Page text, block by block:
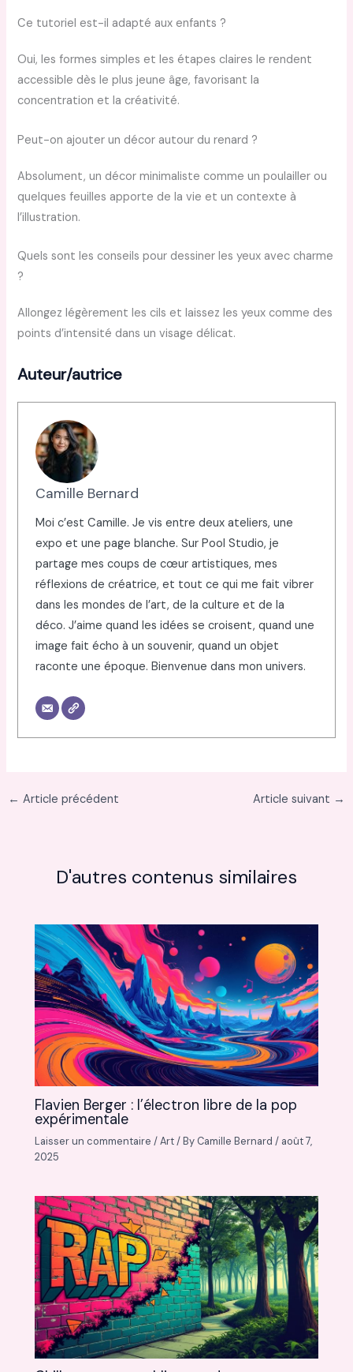
Ce tutoriel est-il adapté aux enfants ?
Oui, les formes simples et les étapes claires le rendent
accessible dès le plus jeune âge, favorisant la
concentration et la créativité.
Peut-on ajouter un décor autour du renard ?
Absolument, un décor minimaliste comme un poulailler ou
quelques feuilles apporte de la vie et un contexte à
l’illustration.
Quels sont les conseils pour dessiner les yeux avec charme
?
Allongez légèrement les cils et laissez les yeux comme des
points d’intensité dans un visage délicat.
Auteur/autrice
Camille Bernard
Moi c’est Camille. Je vis entre deux ateliers, une
expo et une page blanche. Sur Pool Studio, je
partage mes coups de cœur artistiques, mes
réflexions de créatrice, et tout ce qui me fait vibrer
dans les mondes de l’art, de la culture et de la
déco. J’aime quand les idées se croisent, quand une
image fait écho à un souvenir, quand un objet
raconte une époque. Bienvenue dans mon univers.
← Article précédent Article suivant →
D'autres contenus similaires
Flavien Berger : l’électron libre de la pop
expérimentale
Laisser un commentaire /Art/ By Camille Bernard/ août 7,
2025